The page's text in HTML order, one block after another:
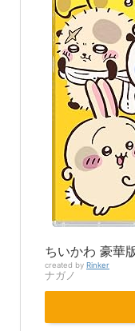
ちいかわ 豪華
created by Rinker
ナガノ